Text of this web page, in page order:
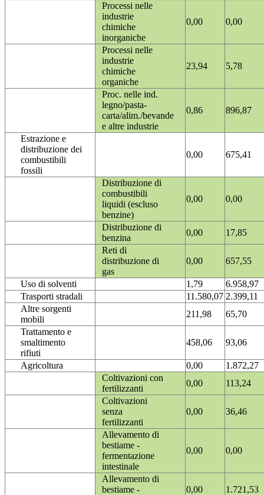
Processi nelle
industrie
chimiche
inorganiche
0,00 0,00
Processi nelle
industrie
chimiche
organiche
23,94 5,78
Proc. nelle ind.
legno/pasta-
carta/alim./bevande
e altre industrie
0,86 896,87
Estrazione e
distribuzione dei
combustibili
fossili
0,00 675,41
Distribuzione di
combustibili
liquidi (escluso
benzine)
0,00 0,00
Distribuzione di
benzina
0,00
17,85
Reti di
distribuzione di
gas
0,00 657,55
Uso di solventi 1,79
6.958,97
Trasporti stradali
11.580,07 2.399,11
Altre sorgenti
mobili
211,98
65,70
Trattamento e
smaltimento
rifiuti
458,06 93,06
Agricoltura 0,00
1.872,27
Coltivazioni con
fertilizzanti
0,00
113,24
Coltivazioni
senza
fertilizzanti
0,00 36,46
Allevamento di
bestiame -
fermentazione
intestinale
0,00 0,00
Allevamento di
bestiame -
0,00 1.721,53